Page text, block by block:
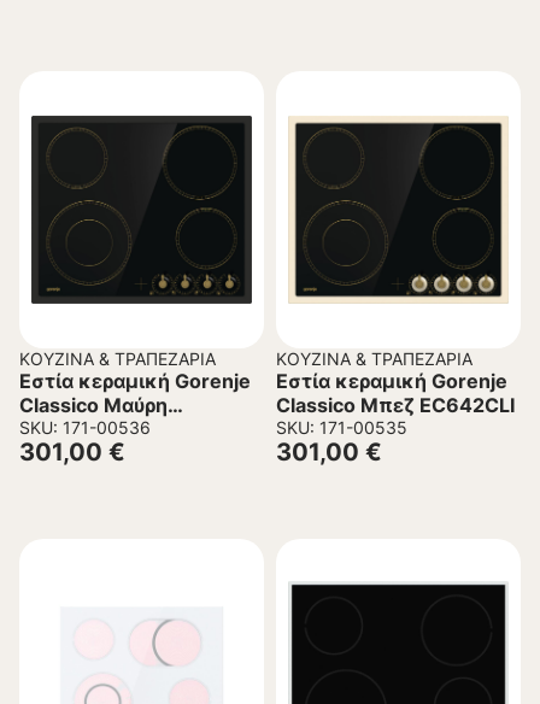
ΚΟΥΖΊΝΑ & ΤΡΑΠΕΖΑΡΊΑ
Εστία κεραμική Gorenje
Classico Μαύρη
EC642CLB
SKU: 171-00536
301,00 €
ΚΟΥΖΊΝΑ & ΤΡΑΠΕΖΑΡΊΑ
Εστία κεραμική Gorenje
Classico Μπεζ EC642CLI
SKU: 171-00535
301,00 €